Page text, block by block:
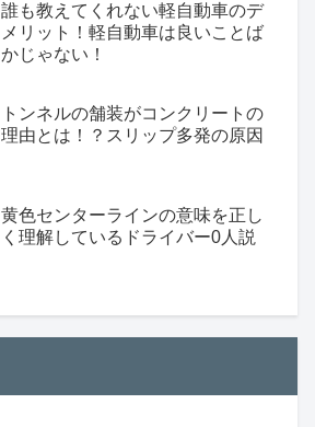
誰も教えてくれない軽自動車のデ
メリット！軽自動車は良いことば
かじゃない！
トンネルの舗装がコンクリートの
理由とは！？スリップ多発の原因
黄色センターラインの意味を正し
く理解しているドライバー0人説